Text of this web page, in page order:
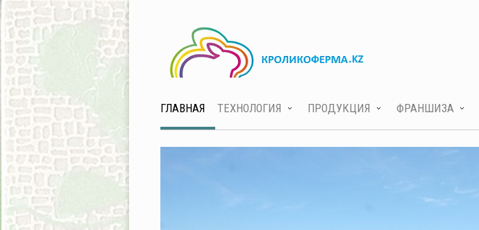
ГЛАВНАЯ ТЕХНОЛОГИЯ ПРОДУКЦИЯ ФРАНШИЗА